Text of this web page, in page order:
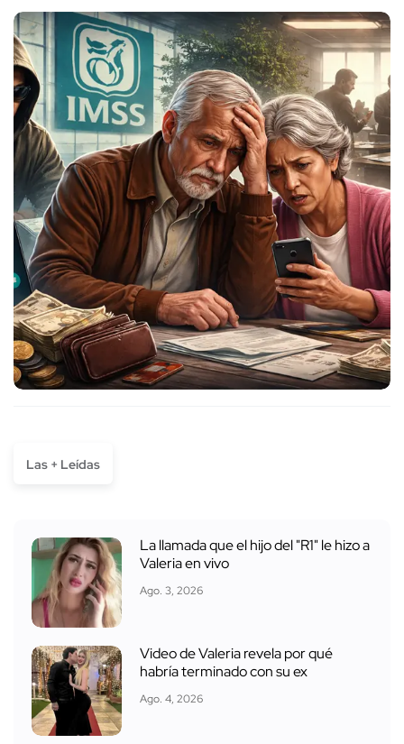
Las + Leídas
La llamada que el hijo del "R1" le hizo a
Valeria en vivo
Ago. 3, 2026
Video de Valeria revela por qué
habría terminado con su ex
Ago. 4, 2026